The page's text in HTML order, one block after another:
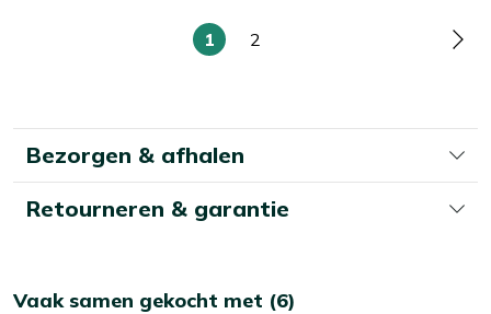
U
pagina
1
Pagina
2
Bezorgen & afhalen
Retourneren & garantie
Vaak samen gekocht met (6)